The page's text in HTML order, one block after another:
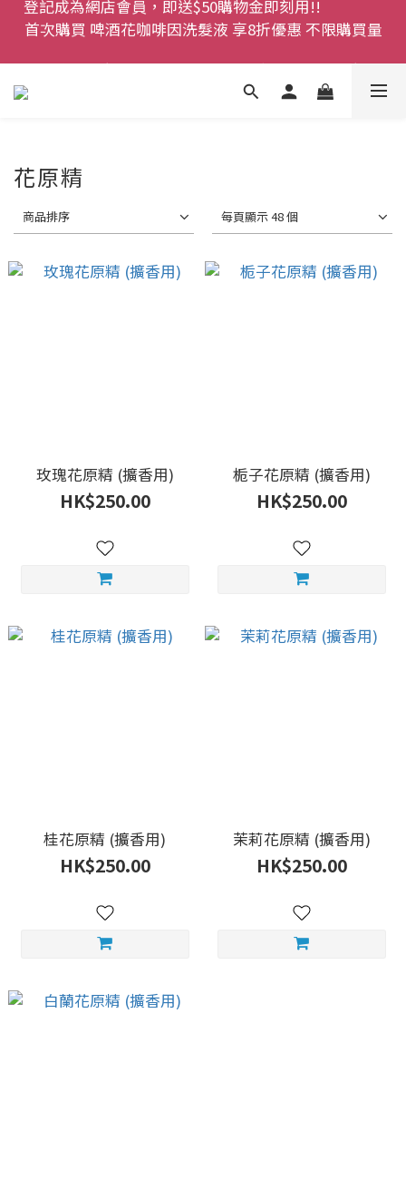
登記成為網店會員，即送$50購物金即刻用!!
首次購買 啤酒花咖啡因洗髮液 享8折優惠 不限購買量
首次購買 啤酒花咖啡因洗髮液 享8折優惠 不限購買量
價貨 85 折，幫朋友買大家一齊抵 !!
登記成為網店會員，即送$50購物金即刻用!!
首次購買 啤酒花咖啡因洗髮液 享8折優惠 不限購買量
花原精
商品排序 每頁顯示 48 個
玫瑰花原精 (擴香用)
HK$250.00
栀子花原精 (擴香用)
HK$250.00
桂花原精 (擴香用)
HK$250.00
茉莉花原精 (擴香用)
HK$250.00